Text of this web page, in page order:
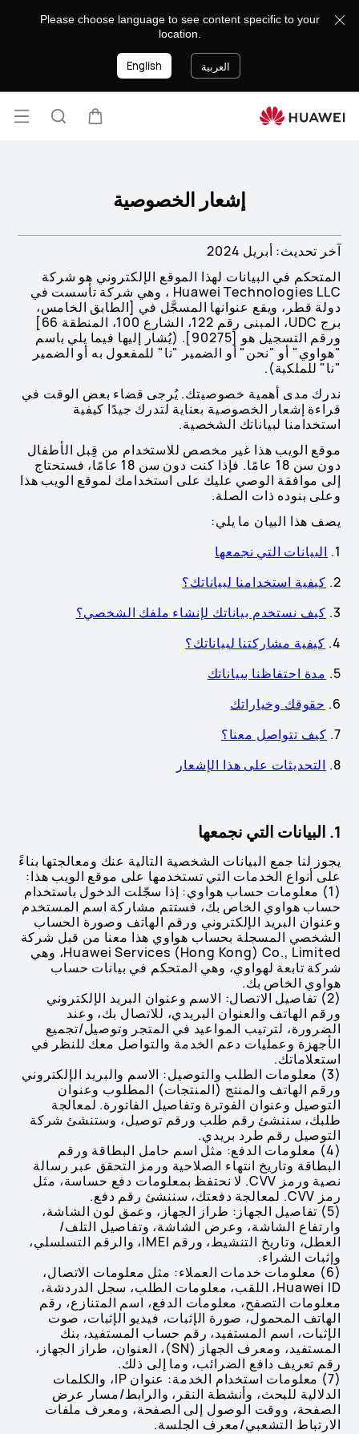
Policy
Please choose language to see content specific to your
location.
العربية English
فتح
إشعار الخصوصية
آخر تحديث: أبريل 2024
المتحكم في البيانات لهذا الموقع الإلكتروني هو شركة
Huawei Technologies LLC ، وهي شركة تأسست في
دولة قطر، ويقع عنوانها المسجَّل في [الطابق الخامس،
برج UDC، المبنى رقم 122، الشارع 100، المنطقة 66]
ورقم التسجيل هو [90275]. (يُشار إليها فيما يلي باسم
"هواوي" أو "نحن" أو الضمير "نا" للمفعول به أو الضمير
"نا" للملكية).
ندرك مدى أهمية خصوصيتك. يُرجى قضاء بعض الوقت في
قراءة إشعار الخصوصية بعناية لتدرك جيدًا كيفية
استخدامنا لبياناتك الشخصية.
موقع الويب هذا غير مخصص للاستخدام من قِبل الأطفال
دون سن 18 عامًا. فإذا كنت دون سن 18 عامًا، فستحتاج
إلى موافقة الوصي عليك على استخدامك لموقع الويب هذا
وعلى بنوده ذات الصلة.
يصف هذا البيان ما يلي:
1. البيانات التي نجمعها
2. كيفية استخدامنا لبياناتك؟
3. كيف نستخدم بياناتك لإنشاء ملفك الشخصي؟
4. كيفية مشاركتنا لبياناتك؟
5. مدة احتفاظنا ببياناتك
6. حقوقك وخياراتك
7. كيف تتواصل معنا؟
8. التحديثات على هذا الإشعار
1. البيانات التي نجمعها
يجوز لنا جمع البيانات الشخصية التالية عنك ومعالجتها بناءً
على أنواع الخدمات التي تستخدمها على موقع الويب هذا:
(1) معلومات حساب هواوي: إذا سجّلت الدخول باستخدام
حساب هواوي الخاص بك، فستتم مشاركة اسم المستخدم
وعنوان البريد الإلكتروني ورقم الهاتف وصورة الحساب
الشخصي المسجلة بحساب هواوي هذا معنا من قبل شركة
Huawei Services (Hong Kong) Co., Limited، وهي
شركة تابعة لهواوي، وهي المتحكم في بيانات حساب
هواوي الخاص بك.
(2) تفاصيل الاتصال: الاسم وعنوان البريد الإلكتروني
ورقم الهاتف والعنوان البريدي، للاتصال بك، وعند
الضرورة، لترتيب المواعيد في المتجر وتوصيل/تجميع
الأجهزة وعمليات دعم الخدمة والتواصل معك للنظر في
استعلاماتك.
(3) معلومات الطلب والتوصيل: الاسم والبريد الإلكتروني
ورقم الهاتف والمنتج (المنتجات) المطلوب وعنوان
التوصيل وعنوان الفوترة وتفاصيل الفاتورة. لمعالجة
طلبك، سننشئ رقم طلب ورقم توصيل، وستنشئ شركة
التوصيل رقم طرد بريدي.
(4) معلومات الدفع: مثل اسم حامل البطاقة ورقم
البطاقة وتاريخ انتهاء الصلاحية ورمز التحقق عبر رسالة
نصية ورمز CVV. لا نحتفظ بمعلومات دفع حساسة، مثل
رمز CVV. لمعالجة دفعتك، سننشئ رقم دفع.
(5) تفاصيل الجهاز: طراز الجهاز، وعمق لون الشاشة،
وارتفاع الشاشة، وعرض الشاشة، وتفاصيل التلف/
العطل، وتاريخ التنشيط، ورقم IMEI، والرقم التسلسلي،
وإثبات الشراء.
(6) معلومات خدمات العملاء: مثل معلومات الاتصال،
Huawei ID، اللقب، معلومات الطلب، سجل الدردشة،
معلومات التصفح، معلومات الدفع، اسم المتنازع، رقم
الهاتف المحمول، صورة الإثبات، فيديو الإثبات، صوت
الإثبات، اسم المستفيد، رقم حساب المستفيد، بنك
المستفيد، ومعرف الجهاز (SN)، العنوان، طراز الجهاز،
رقم تعريف دافع الضرائب، وما إلى ذلك.
(7) معلومات استخدام الخدمة: عنوان IP، والكلمات
الدلالية للبحث، وأنشطة النقر، والرابط/مسار عرض
الصفحة، ووقت الوصول إلى الصفحة، ومعرف ملفات
الارتباط التشعبي/معرف الجلسة.